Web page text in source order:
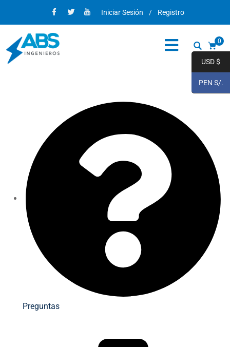
Iniciar Sesión / Registro
0
Preguntas
USD $
PEN S/.